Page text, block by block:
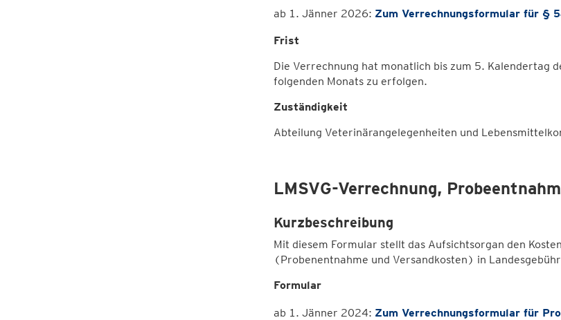
ab 1. Jänner 2026: Zum Verrechnungsformular für §
Frist
Die Verrechnung hat monatlich bis zum 5. Kalendertag
folgenden Monats zu erfolgen.
Zuständigkeit
Abteilung Veterinärangelegenheiten und
LMSVG-Verrechnung,
Kurzbeschreibung
Mit diesem Formular stellt das Aufsichtsorgan den
(Probenentnahme und Versandkosten) in
Formular
ab 1. Jänner 2024: Zum Verrechnungsformular für